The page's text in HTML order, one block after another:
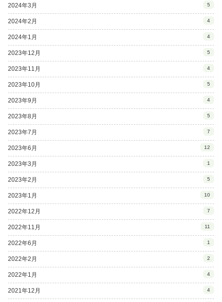
2024年3月 5
2024年2月 4
2024年1月 4
2023年12月 5
2023年11月 4
2023年10月 5
2023年9月 4
2023年8月 5
2023年7月 7
2023年6月 12
2023年3月 1
2023年2月 5
2023年1月 10
2022年12月 7
2022年11月 11
2022年6月 1
2022年2月 2
2022年1月 4
2021年12月 4